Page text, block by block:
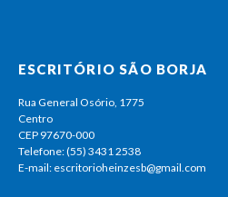
ESCRITÓRIO SÃO BORJA
Rua General Osório, 1775
Centro
CEP 97670-000
Telefone: (55) 3431 2538
E-mail: escritorioheinzesb@gmail.com